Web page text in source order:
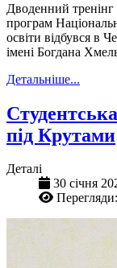
Дводенний тренінг
програм
освіти відбувся в
імені Богдана
Детальніше...
під Крутами
Деталі
30 січня